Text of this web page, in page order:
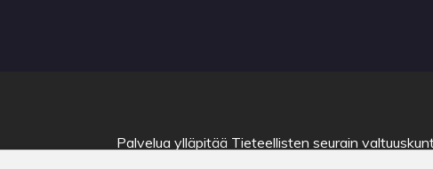
Palvelua ylläpitää Tieteellisten seurain